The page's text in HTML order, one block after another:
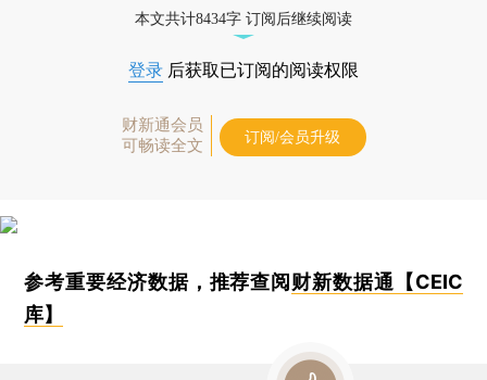
本文共计8434字 订阅后继续阅读
登录 后获取已订阅的阅读权限
财新通会员
可畅读全文
订阅/会员升级
参考重要经济数据，推荐查阅 财新数据通【CEIC
库】